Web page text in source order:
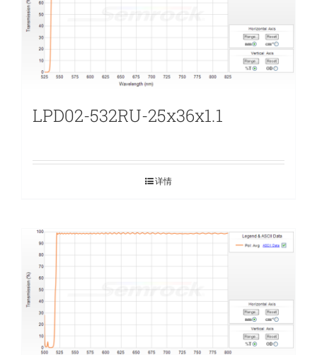
LPD02-532RU-25x36x1.1
详情